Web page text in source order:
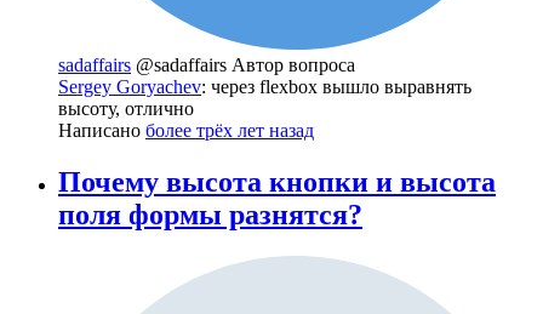
sadaffairs @sadaffairs Автор вопроса
Sergey Goryachev: через flexbox вышло выравнять
высоту, отлично
Написано более трёх лет назад
Почему высота кнопки и высота
поля формы разнятся?